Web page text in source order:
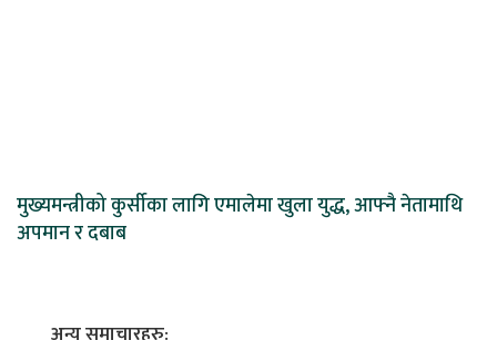
मुख्यमन्त्रीको कुर्सीका लागि एमालेमा खुला युद्ध, आफ्नै नेतामाथि
अपमान र दबाब